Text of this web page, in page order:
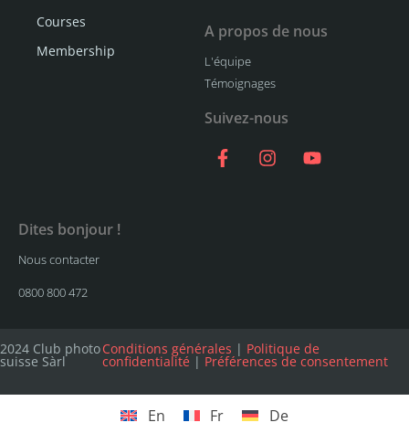
Courses
Membership
A propos de nous
L'équipe
Témoignages
Suivez-nous
Dites bonjour !
Nous contacter
0800 800 472
2024 Club photo
suisse Sàrl
Conditions générales | Politique de
confidentialité | Préférences de consentement
En Fr De